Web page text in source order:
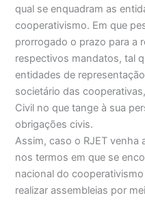
qual se enquadram as
cooperativismo. Em que
prorrogado o prazo para a
respectivos mandatos, tal
entidades de
societário das
Civil no que tange à sua
obrigações civis.
Assim, caso o RJET venha
nos termos em que se
nacional do
realizar assembleias por